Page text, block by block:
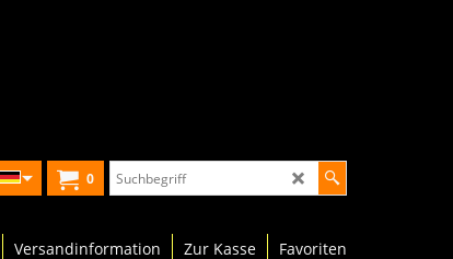
0
Versandinformation Zur Kasse Favoriten